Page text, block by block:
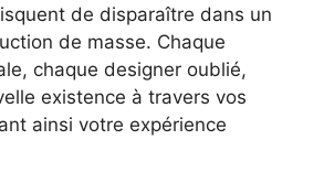
de disparaître dans un
de masse. Chaque
chaque designer oublié,
existence à travers vos
ainsi votre expérience